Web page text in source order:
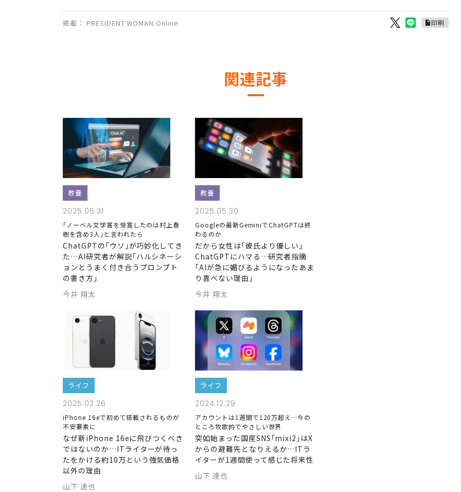
掲載： PRESIDENT WOMAN Online 印刷
関連記事
教養
2025.05.31
｢ノーベル文学賞を受賞したのは村上春
樹を含め3人｣と言われたら
ChatGPTの｢ウソ｣が巧妙化してき
た…AI研究者が解説｢ハルシネーシ
ョンとうまく付き合うプロンプト
の書き方｣
今井 翔太
教養
2025.05.30
Googleの最新GeminiでChatGPTは終
わるのか
だから女性は｢彼氏より優しい｣
ChatGPTにハマる…研究者指摘
｢AIが急に媚びるようになったあま
り喜べない理由｣
今井 翔太
ライフ
2025.02.26
iPhone 16eで初めて搭載されるものが
不安要素に
なぜ新iPhone 16eに飛びつくべき
ではないのか…ITライターが待っ
たをかける約10万という強気価格
以外の理由
山下 達也
ライフ
2024.12.29
アカウントは1週間で120万超え…今の
ところ牧歌的でやさしい世界
突如始まった国産SNS｢mixi2｣はX
からの避難先となりえるか…ITラ
イターが1週間使って感じた将来性
山下 達也